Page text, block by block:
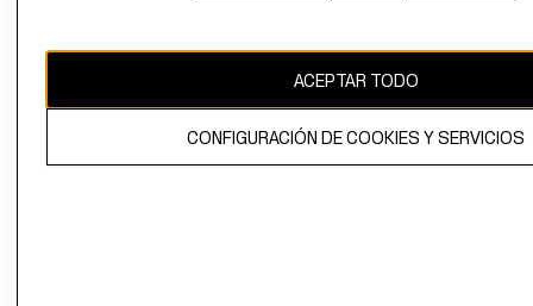
ACEPTAR TODO
CONFIGURACIÓN DE COOKIES Y SERVICIOS